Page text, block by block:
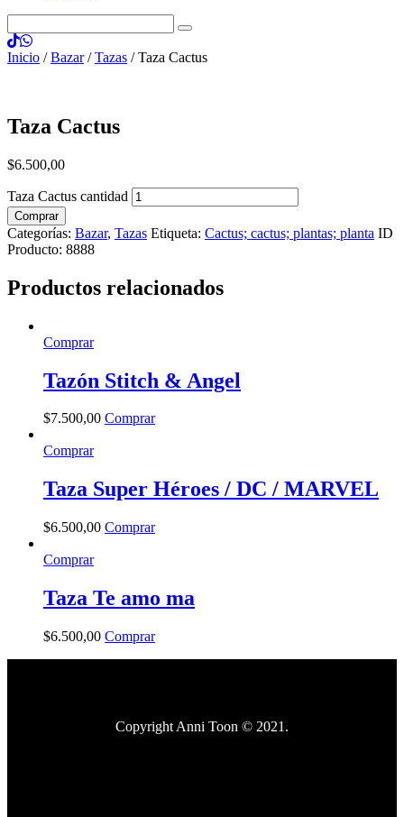
Inicio /Bazar/Tazas / Taza Cactus
Taza Cactus
$6.500,00
Taza Cactus cantidad
Comprar
Categorías: Bazar, Tazas Etiqueta: Cactus; cactus; plantas; planta ID
Producto: 8888
Productos relacionados
Comprar
Tazón Stitch & Angel
$7.500,00 Comprar
Comprar
Taza Super Héroes / DC / MARVEL
$6.500,00 Comprar
Comprar
Taza Te amo ma
$6.500,00 Comprar
Copyright Anni Toon © 2021.